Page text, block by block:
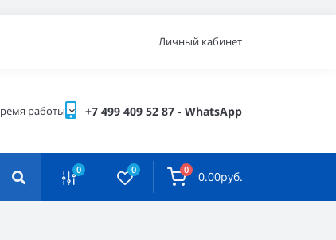
Личный кабинет
работы +7 499 409 52 87 - WhatsApp
0 0 0 0.00руб.